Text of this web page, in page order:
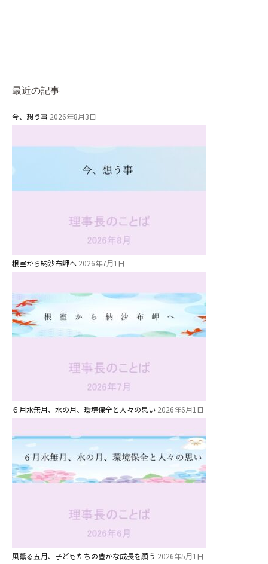
最近の記事
今、想う事 2026年8月3日
根室から納沙布岬へ 2026年7月1日
６月水無月、水の月、環境保全と人々の思い 2026年6月1日
風薫る五月、子どもたちの豊かな成長を願う 2026年5月1日